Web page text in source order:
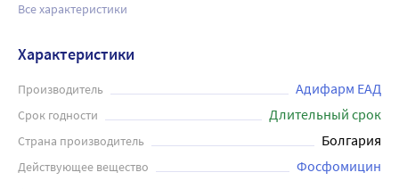
Все характеристики
Характеристики
Производитель Адифарм ЕАД
Срок годности Длительный срок
Страна производитель Болгария
Действующее вещество Фосфомицин